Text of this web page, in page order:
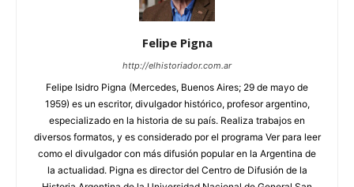
Felipe Pigna
http://elhistoriador.com.ar
Felipe Isidro Pigna (Mercedes, Buenos Aires; 29 de mayo de
1959) es un escritor, divulgador histórico, profesor argentino,
especializado en la historia de su país. Realiza trabajos en
diversos formatos, y es considerado por el programa Ver para leer
como el divulgador con más difusión popular en la Argentina de
la actualidad. Pigna es director del Centro de Difusión de la